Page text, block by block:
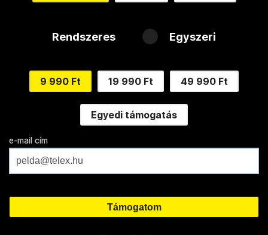
Rendszeres Egyszeri
9 990 Ft 19 990 Ft 49 990 Ft
Egyedi támogatás
e-mail cím